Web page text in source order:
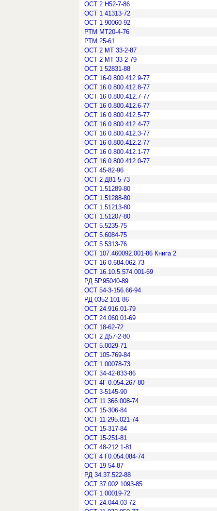
ОСТ 2 Н52-7-86
ОСТ 1 41313-72
ОСТ 1 90060-92
РТМ МТ20-4-76
РТМ 25-61
ОСТ 2 МТ 33-2-87
ОСТ 2 МТ 33-2-79
ОСТ 1 52831-88
ОСТ 16-0.800.412.9-77
ОСТ 16 0.800.412.8-77
ОСТ 16 0.800.412.7-77
ОСТ 16 0.800.412.6-77
ОСТ 16 0.800.412.5-77
ОСТ 16 0.800.412.4-77
ОСТ 16 0.800.412.3-77
ОСТ 16 0.800.412.2-77
ОСТ 16 0.800.412.1-77
ОСТ 16 0.800.412.0-77
ОСТ 45-82-96
ОСТ 2 Д81-5-73
ОСТ 1.51289-80
ОСТ 1.51288-80
ОСТ 1.51213-80
ОСТ 1.51207-80
ОСТ 5.5235-75
ОСТ 5.6084-75
ОСТ 5.5313-76
ОСТ 107.460092.001-86 Книга 2
ОСТ 16 0.684.062-73
ОСТ 16.10.5.574.001-69
РД 5Р.95040-89
ОСТ 54-3-156.66-94
РД 0352-101-86
ОСТ 24.916.01-79
ОСТ 24.060.01-69
ОСТ 18-62-72
ОСТ 2 Д57-2-80
ОСТ 5.0029-71
ОСТ 105-769-84
ОСТ 1 00078-73
ОСТ 34-42-833-86
ОСТ 4Г 0.054.267-80
ОСТ 3-5145-90
ОСТ 11 366.008-74
ОСТ 15-306-84
ОСТ 11 295.021-74
ОСТ 15-317-84
ОСТ 15-251-81
ОСТ 48-212.1-81
ОСТ 4 Г0.054.084-74
ОСТ 19-54-87
РД 34.37.522-88
ОСТ 37.002.1093-85
ОСТ 1 00019-72
ОСТ 24.044.03-72